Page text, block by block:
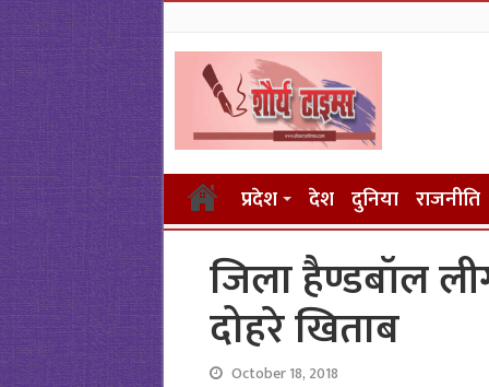
प्रदेश देश दुनिया राजनीति
जिला हैण्डबॉल
दोहरे खिताब
October 18, 2018